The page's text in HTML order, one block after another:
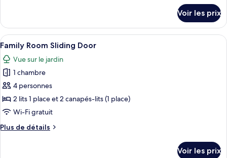
le
type
de
chambre
Chambre
Double
Voir les prix
Afficher
toutes
les
photos
pour
ce
type
chambre :
Une chambre moderne avec une
7
Family Room Sliding Door
Vue sur le jardin
1 chambre
4 personnes
2 lits 1 place et 2 canapés-lits (1 place)
Wi-Fi gratuit
Plus de détails
Plus
Voir les prix